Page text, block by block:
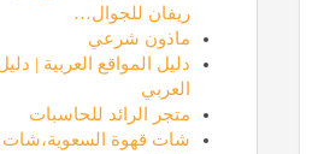
ريفان للجوال…
ماذون شرعي
دليل المواقع العربية |
العربي
متجر الرائد للحاسبات
شات قهوة